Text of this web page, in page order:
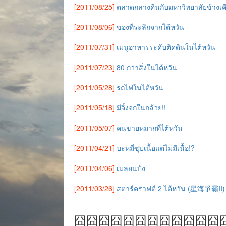
[2011/08/25] ตลาดกลางคืนกับมหาวิทยาลัยข้างเ
[2011/08/06] ของที่ระลึกจากไต้หวัน
[2011/07/31] เมนูอาหารระดับติดดินในไต้หวัน
[2011/07/23] 80 กว่าสิ่งในไต้หวัน
[2011/05/28] รถไฟในไต้หวัน
[2011/05/18] มีจิ้งจกในกล้วย!!
[2011/05/07] คนขายหมากที่ไต้หวัน
[2011/04/21] บะหมี่ซุปเนื้อแต่ไม่มีเนื้อ!?
[2011/04/06] เมลอนปัง
[2011/03/26] สตาร์คราฟต์ 2 ไต้หวัน (星海爭霸II)
囧囧囧囧囧囧囧囧囧囧囧